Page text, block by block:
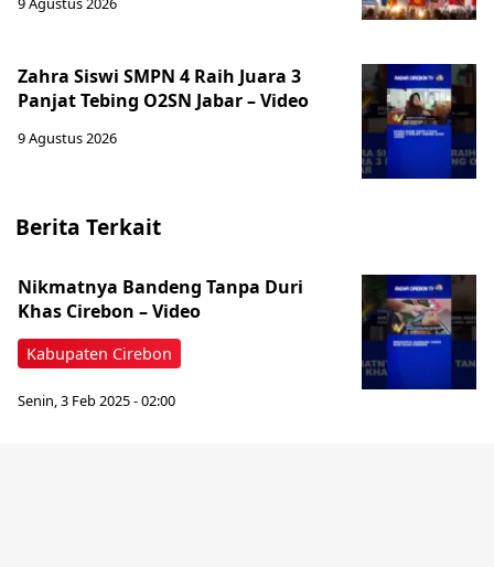
Zahra Siswi SMPN 4 Raih Juara 3
Panjat Tebing O2SN Jabar – Video
9 Agustus 2026
Berita Terkait
Kabupaten Cirebon
Nikmatnya Bandeng Tanpa Duri
Khas Cirebon – Video
Senin, 3 Feb 2025 - 02:00